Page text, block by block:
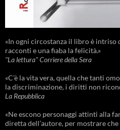
«In ogni circostanza il libro è intriso
racconti e una fiaba la felicità.»
"La lettura" Corriere della Sera
«C’è la vita vera, quella che tanti
la discriminazione, i diritti non
La Repubblica
«Ne escono personaggi attinti alla
diretta dell’autore, per mostrare